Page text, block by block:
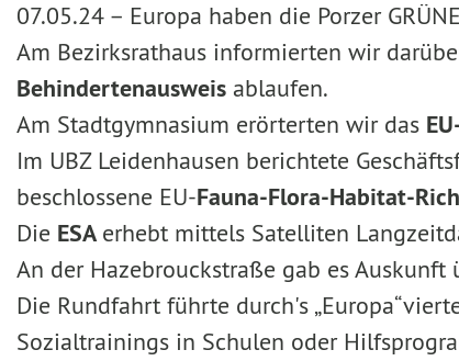
07.05.24 – Europa haben die Porzer
Am Bezirksrathaus informierten wir
Behindertenausweis ablaufen.
Am Stadtgymnasium erörterten wir das
Im UBZ Leidenhausen berichtete
beschlossene EU-Fauna-Flora-Habitat-
Die ESAerhebt mittels Satelliten
An der Hazebrouckstraße gab es Auskunft
Die Rundfahrt führte durch's
Sozialtrainings in Schulen oder